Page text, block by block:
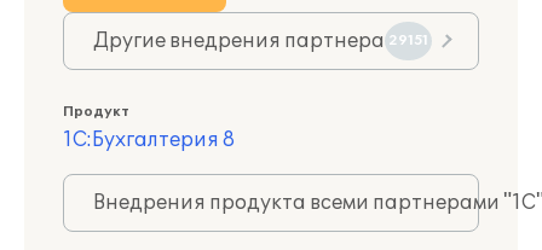
Другие внедрения партнера 29151
Продукт
1С:Бухгалтерия 8
Внедрения продукта всеми партнерами